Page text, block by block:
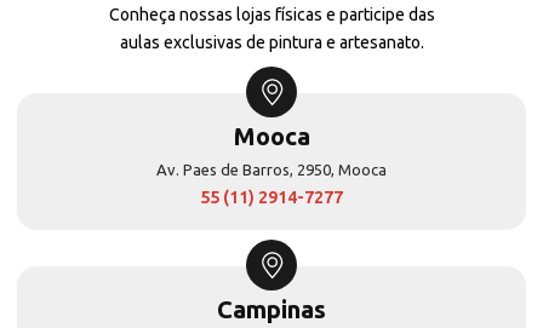
Conheça nossas lojas físicas e participe das
aulas exclusivas de pintura e artesanato.
Mooca
Av. Paes de Barros, 2950, Mooca
55 (11) 2914-7277
Campinas